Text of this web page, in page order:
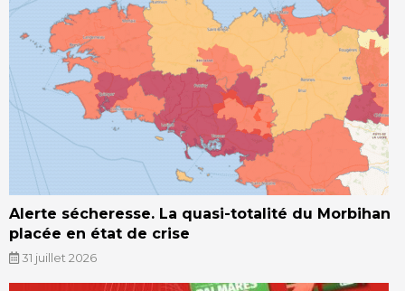
Alerte sécheresse. La quasi-totalité du Morbihan
placée en état de crise
31 juillet 2026